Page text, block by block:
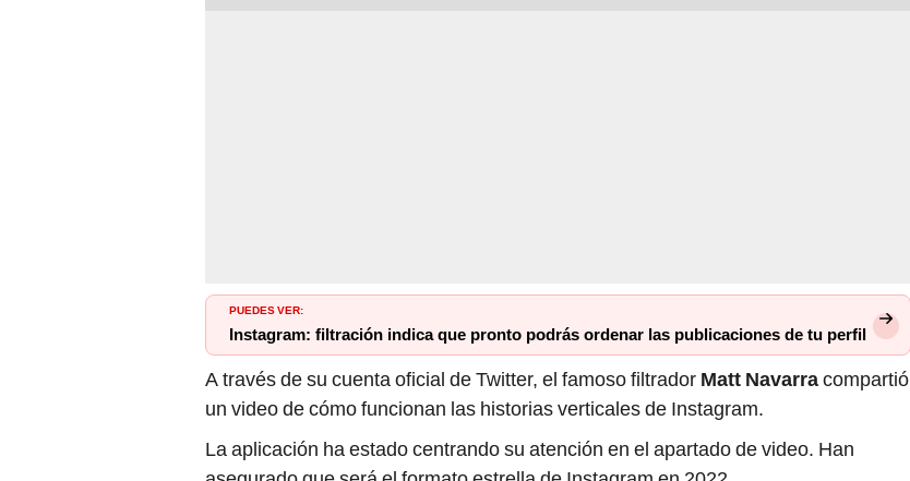
PUEDES VER:
Instagram: filtración indica que pronto podrás ordenar las publicaciones de tu perfil
A través de su cuenta oficial de Twitter, el famoso filtrador Matt Navarracompartió
un video de cómo funcionan las historias verticales de Instagram.
La aplicación ha estado centrando su atención en el apartado de video. Han